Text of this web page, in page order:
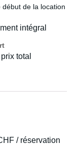
début de la location
intégral
total
/ réservation